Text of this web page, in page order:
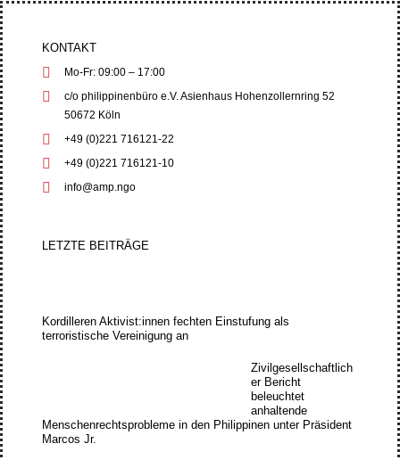
KONTAKT
Mo-Fr: 09:00 – 17:00
c/o philippinenbüro e.V. Asienhaus Hohenzollernring 52
50672 Köln
+49 (0)221 716121-22
+49 (0)221 716121-10
info@amp.ngo
LETZTE BEITRÄGE
Kordilleren Aktivist:innen fechten Einstufung als
terroristische Vereinigung an
Zivilgesellschaftlich
er Bericht
beleuchtet
anhaltende
Menschenrechtsprobleme in den Philippinen unter Präsident
Marcos Jr.